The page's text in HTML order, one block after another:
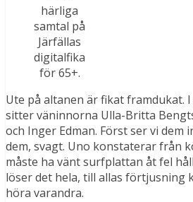
härliga
samtal på
Järfällas
digitalfika
för 65+.
Ute på altanen är fikat framdukat.
sitter väninnorna Ulla-Britta
och Inger Edman. Först ser vi dem
dem, svagt. Uno konstaterar från
måste ha vänt surfplattan åt fel
löser det hela, till allas förtjusning
höra varandra.